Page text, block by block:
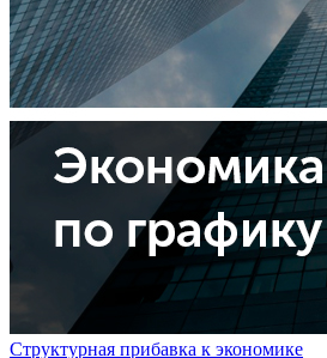
Структурная прибавка к экономике